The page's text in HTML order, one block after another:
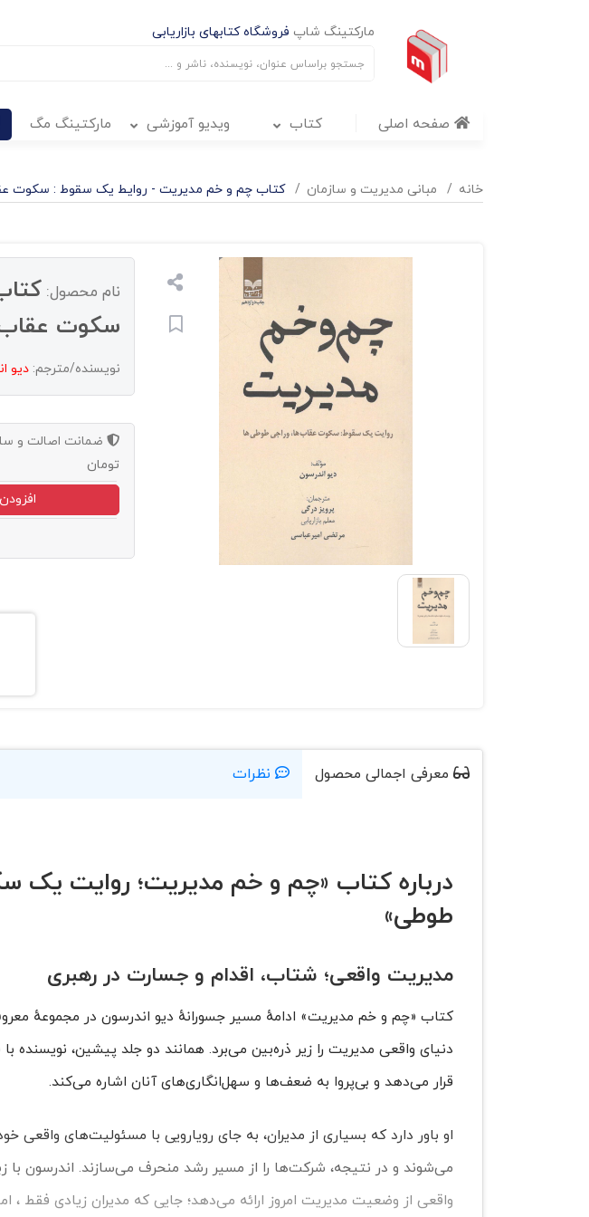
مارکتینگ شاپ فروشگاه کتابهای بازاریابی
صفحه اصلی کتاب ویدیو آموزشی مارکتینگ مگ
خانه مبانی مدیریت و سازمان کتاب چم و خم مدیریت - روایط یک سقوط : سکوت
نام محصول:
سکوت عقاب
نویسنده/مترجم: دیو
ضمانت اصالت و
تومان
معرفی اجمالی محصول نظرات
درباره کتاب «چم و خم مدیریت؛ روایت
طوطی»
مدیریت واقعی؛ شتاب، اقدام و جسارت در رهبری
کتاب «چم و خم مدیریت» ادامهٔ مسیر جسورانهٔ دیو اندرسون در مجموعهٔ
دنیای واقعی مدیریت را زیر ذره‌بین می‌برد. همانند دو جلد پیشین، نویسنده
قرار می‌دهد و بی‌پروا به ضعف‌ها و سهل‌انگاری‌های آنان اشاره می‌کند.
او باور دارد که بسیاری از مدیران، به جای رویارویی با مسئولیت‌های
می‌شوند و در نتیجه، شرکت‌ها را از مسیر رشد منحرف می‌سازند. اندرسون با
واقعی از وضعیت مدیریت امروز ارائه می‌دهد؛ جایی که مدیران زیادی فقط،